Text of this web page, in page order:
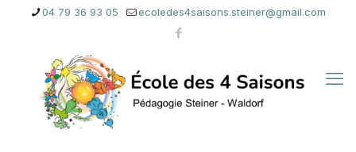
04 79 36 93 05 ecoledes4saisons.steiner@gmail.com